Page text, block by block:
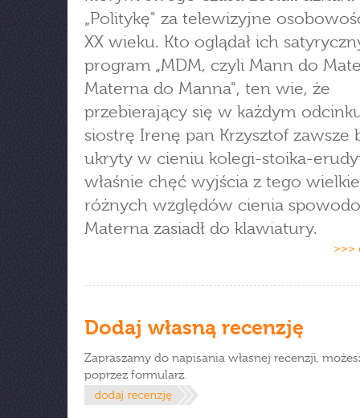
„Politykę" za telewizyjne
XX wieku. Kto oglądał ich
program „MDM, czyli Mann do
Materna do Manna", ten wie, że
przebierający się w każdym
siostrę Irenę pan Krzysztof zawsze
ukryty w cieniu kolegi-stoika-
właśnie chęć wyjścia z tego
różnych względów cienia
Materna zasiadł do klawiatury.
>>>
Dodaj własną recenzję
Zapraszamy do napisania własnej recenzji,
poprzez formularz.